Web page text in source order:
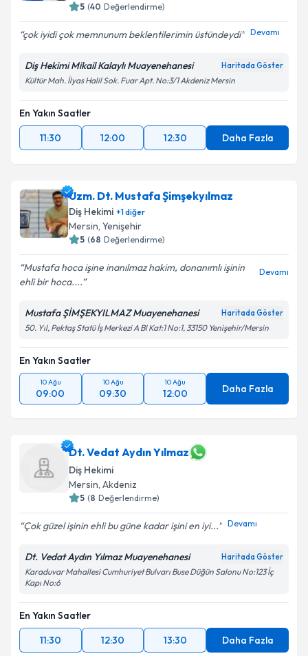
5 (40 Değerlendirme)
çok iyidi çok memnunum beklentilerimin üstündeydi Devamı
Diş Hekimi Mikail Kalaylı Muayenehanesi Haritada Göster
Kültür Mah. İlyas Halil Sok. Fuar Apt. No:3/1 Akdeniz Mersin
En Yakın Saatler
11:30
12:00 12:30 Daha Fazla
Uzm. Dt. Mustafa Şimşekyılmaz
Diş Hekimi +1diğer
Mersin, Yenişehir
5 (68 Değerlendirme)
Mustafa hoca işine inanılmaz hakim, donanımlı işinin
ehli bir hoca....
Devamı
Mustafa ŞİMŞEKYILMAZ Muayenehanesi Haritada Göster
50. Yıl, Pektaş Statü İş Merkezi A Bl Kat:1 No:1, 33150 Yenişehir/Mersin
En Yakın Saatler
10 Ağu
09:00
10 Ağu
09:30
10 Ağu
12:00 Daha Fazla
Dt. Vedat Aydın Yılmaz
Diş Hekimi
Mersin, Akdeniz
5 (8 Değerlendirme)
Çok güzel işinin ehli bu güne kadar işini en iyi... Devamı
Dt. Vedat Aydın Yılmaz Muayenehanesi Haritada Göster
Karaduvar Mahallesi Cumhuriyet Bulvarı Buse Düğün Salonu No:123 İç
Kapı No:6
En Yakın Saatler
11:30
12:30 13:30 Daha Fazla